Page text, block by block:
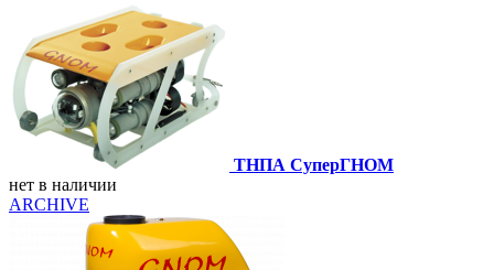
ТНПА СуперГНОМ
нет в наличии
ARCHIVE